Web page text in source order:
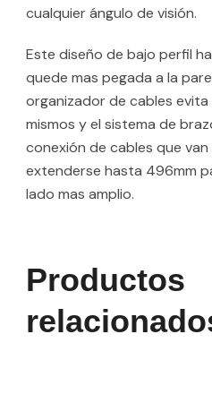
cualquier ángulo de visión.
Este diseño de bajo perfil
quede mas pegada a la
organizador de cables
mismos y el sistema de
conexión de cables que van
extenderse hasta 496mm
lado mas amplio.
Productos